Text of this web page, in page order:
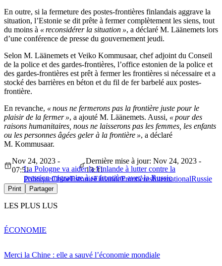
En outre, si la fermeture des postes-frontières finlandais aggrave la
situation, l’Estonie se dit prête à fermer complètement les siens, tout
du moins à « reconsidérer la situation », a déclaré M. Läänemets lors
d’une conférence de presse du gouvernement jeudi.
Selon M. Läänemets et Veiko Kommusaar, chef adjoint du Conseil
de la police et des gardes-frontières, l’office estonien de la police et
des gardes-frontières est prêt à fermer les frontières si nécessaire et a
stocké des barrières en béton et du fil de fer barbelé aux postes-
frontière.
En revanche, « nous ne fermerons pas la frontière juste pour le
plaisir de la fermer », a ajouté M. Läänemets. Aussi, « pour des
raisons humanitaires, nous ne laisserons pas les femmes, les enfants
ou les personnes âgées geler à la frontière », a déclaré
M. Kommusaar.
La Pologne va aider la Finlande à lutter contre la
pression migratoire à sa frontière avec la Russie
Nov 24, 2023 -
07:51
Dernière mise à jour: Nov 24, 2023 -
13:31
PolitiqueChineEstonieFinlandeFrontièresInternationalRussie
Print Partager
LES PLUS LUS
Merci la Chine : elle a sauvé l’économie mondiale
ÉCONOMIE